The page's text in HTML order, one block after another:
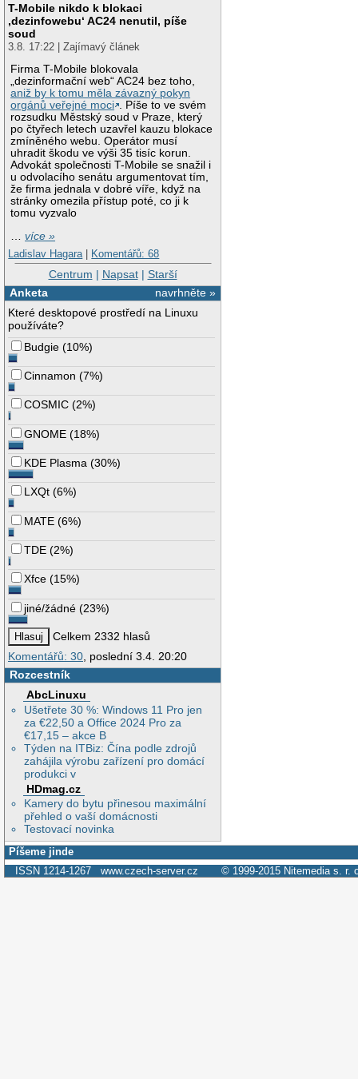
T-Mobile nikdo k blokaci
‚dezinfowebu‘ AC24 nenutil, píše
soud
3.8. 17:22 | Zajímavý článek
Firma T-Mobile blokovala
„dezinformační web“ AC24 bez toho,
aniž by k tomu měla závazný pokyn
orgánů veřejné moci . Píše to ve svém
rozsudku Městský soud v Praze, který
po čtyřech letech uzavřel kauzu blokace
zmíněného webu. Operátor musí
uhradit škodu ve výši 35 tisíc korun.
Advokát společnosti T-Mobile se snažil i
u odvolacího senátu argumentovat tím,
že firma jednala v dobré víře, když na
stránky omezila přístup poté, co ji k
tomu vyzvalo
…více »
Ladislav Hagara | Komentářů: 68
Centrum | Napsat| Starší
navrhněte »
Anketa
Které desktopové prostředí na Linuxu
používáte?
Budgie (10%)
Cinnamon (7%)
COSMIC (2%)
GNOME (18%)
KDE Plasma (30%)
LXQt (6%)
MATE (6%)
TDE (2%)
Xfce (15%)
jiné/žádné (23%)
Celkem 2332 hlasů
Komentářů: 30, poslední 3.4. 20:20
Rozcestník
AbcLinuxu
Ušetřete 30 %: Windows 11 Pro jen
za €22,50 a Office 2024 Pro za
€17,15 – akce B
Týden na ITBiz: Čína podle zdrojů
zahájila výrobu zařízení pro domácí
produkci v
HDmag.cz
Kamery do bytu přinesou maximální
přehled o vaší domácnosti
Testovací novinka
Píšeme jinde
ISSN 1214-1267 www.czech-server.cz © 1999-2015 Nitemedia s. r.